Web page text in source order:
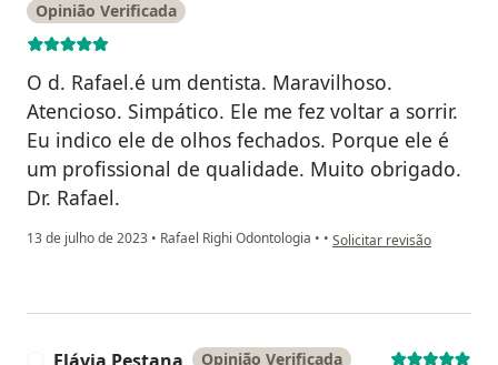
Opinião Verificada
O d. Rafael.é um dentista. Maravilhoso.
Atencioso. Simpático. Ele me fez voltar a sorrir.
Eu indico ele de olhos fechados. Porque ele é
um profissional de qualidade. Muito obrigado.
Dr. Rafael.
13 de julho de 2023 • Rafael Righi Odontologia • • na opinião do utilizador
Solicitar revisão
Flávia Pestana Opinião Verificada